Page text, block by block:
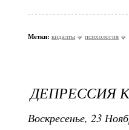
Метки: кидалты психология
ДЕПРЕССИЯ
Воскресенье, 23